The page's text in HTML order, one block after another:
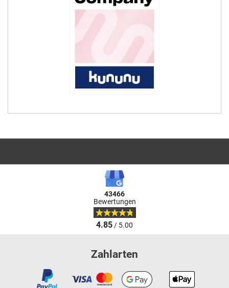
43466
Bewertungen
4.85/ 5.00
Zahlarten